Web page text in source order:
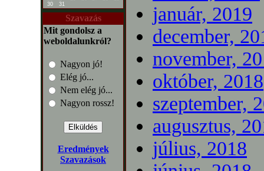
30
31
Szavazás
Mit gondolsz a
weboldalunkról?
Nagyon jó!
Elég jó...
Nem elég jó...
Nagyon rossz!
Eredmények
Szavazások
január, 2019
december,
november,
október, 2018
szeptember,
augusztus,
július, 2018